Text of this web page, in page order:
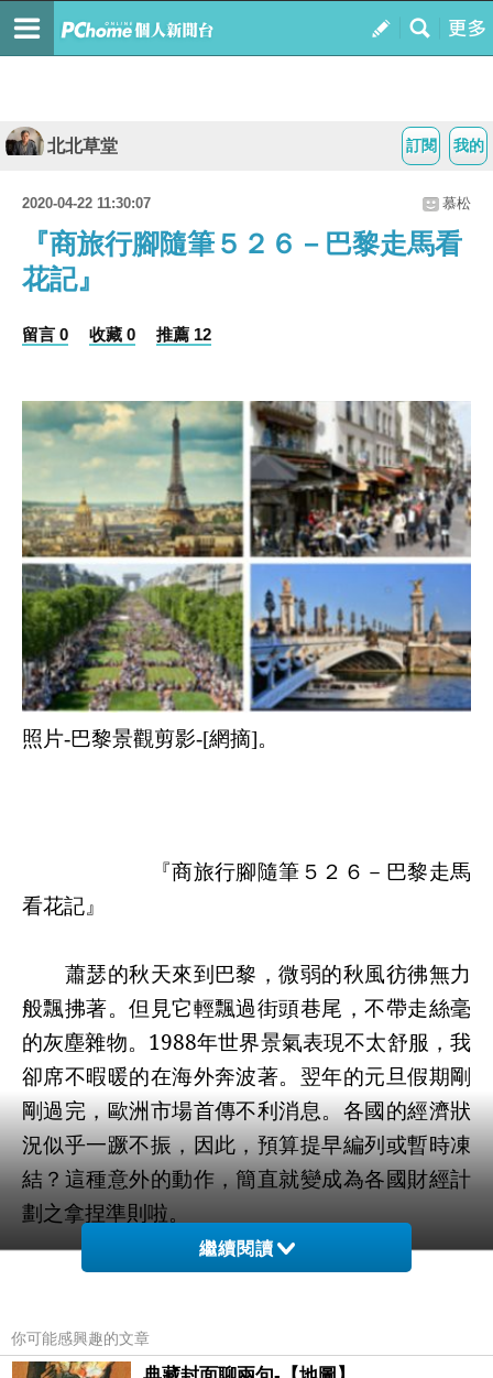
我的
訂閱
北北草堂
2020-04-22 11:30:07 慕松
『商旅行腳隨筆５２６－巴黎走馬看
花記』
留言 0 收藏 0 推薦 12
照片-巴黎景觀剪影-[網摘]。
『商旅行腳隨筆５２６－ 巴黎走馬
看花記』
蕭瑟的秋天來到巴黎，微弱的秋風彷彿無力
般飄拂著。但見它輕飄過街頭巷尾，不帶走絲毫
的灰塵雜物。 1988年世界景氣表現不太舒服，我
卻席不暇暖的在海外奔波著。翌年的元旦假期剛
剛過完，歐洲市場首傳不利消息。各國的經濟狀
況似乎一蹶不振，因此，預算提早編列或暫時凍
結？這種意外的動作，簡直就變成為各國財經計
劃之拿捏準則啦。
除此準則之外，各國之緊縮政策紛紛變化，
預防崩盤，我連夜趕往歐洲進行護盤，藉以穩定
繼續閱讀
你可能感興趣的文章